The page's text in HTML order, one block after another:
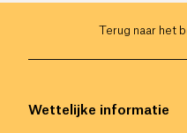
Terug naar het
Wettelijke informatie